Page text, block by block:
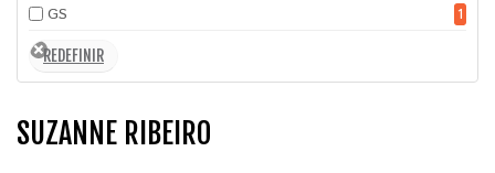
GS
1
SUZANNE RIBEIRO